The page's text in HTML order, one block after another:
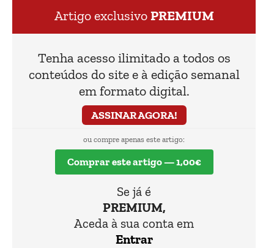
Artigo exclusivoPREMIUM
Tenha acesso ilimitado a todos os
conteúdos do site e à edição semanal
em formato digital.
ASSINAR AGORA!
ou compre apenas este artigo:
Comprar este artigo — 1,00€
Se já é
PREMIUM,
Aceda à sua conta em
Entrar